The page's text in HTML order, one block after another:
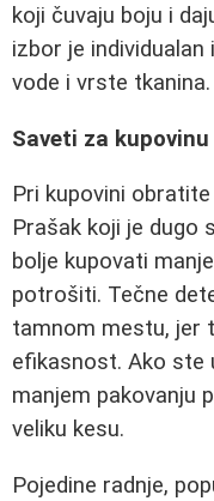
koji čuvaju boju i
izbor je
vode i vrste tkanina.
Saveti za
Pri kupovini
Prašak koji je dugo
bolje kupovati
potrošiti. Tečne
tamnom mestu, jer
efikasnost. Ako ste
manjem pakovanju
veliku kesu.
Pojedine radnje,